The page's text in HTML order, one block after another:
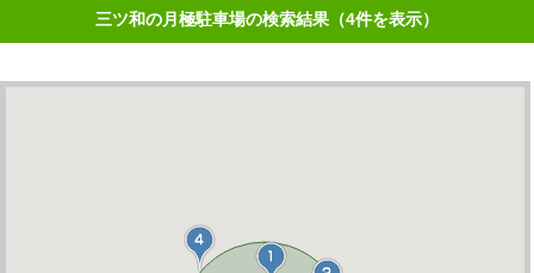
三ツ和の月極駐車場の検索結果（4件を表示）